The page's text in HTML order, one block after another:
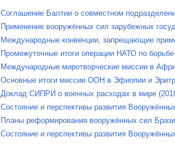
Соглашение Балтии о совместном
Применение вооружённых сил зарубежных
Международные конвенции, запрещающие
Промежуточные итоги операции НАТО по
Международные миротворческие миссии в
Основные итоги миссии ООН в Эфиопии и
Доклад СИПРИ о военных расходах в мире
Состояние и перспективы развития
Планы реформирования вооружённых сил
Состояние и перспективы развития